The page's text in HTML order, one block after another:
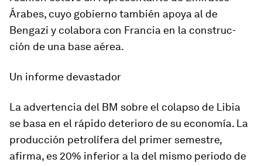
Árabes, cuyo go­bierno tam­bién apoya al de
Bengazi y co­la­bora con Francia en la cons­truc­
ción de una base aé­rea.
Un in­forme de­vas­tador
La ad­ver­tencia del BM sobre el co­lapso de Libia
se basa en el rá­pido de­te­rioro de su eco­no­mía. La
pro­duc­ción pe­tro­lí­fera del primer se­mes­tre,
afirma, es 20% in­fe­rior a la del mismo pe­riodo de